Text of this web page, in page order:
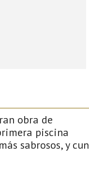
obra de
piscina
sabrosos, y